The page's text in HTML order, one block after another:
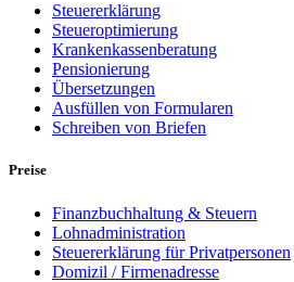
Steuererklärung
Steueroptimierung
Krankenkassenberatung
Pensionierung
Übersetzungen
Ausfüllen von Formularen
Schreiben von Briefen
Preise
Finanzbuchhaltung & Steuern
Lohnadministration
Steuererklärung für Privatpersonen
Domizil / Firmenadresse